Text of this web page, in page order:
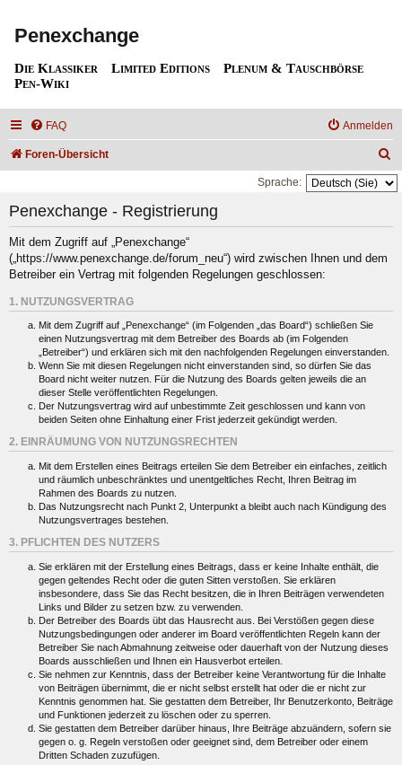
Penexchange
Die Klassiker Limited Editions
Plenum & Tauschbörse
Pen-Wiki
FAQ Anmelden
Foren-Übersicht
u
h
Sprache:
Penexchange - Registrierung
Mit dem Zugriff auf „Penexchange“
(„https://www.penexchange.de/forum_neu“) wird zwischen Ihnen und dem
Betreiber ein Vertrag mit folgenden Regelungen geschlossen:
1. NUTZUNGSVERTRAG
Mit dem Zugriff auf „Penexchange“ (im Folgenden „das Board“) schließen Sie
einen Nutzungsvertrag mit dem Betreiber des Boards ab (im Folgenden
„Betreiber“) und erklären sich mit den nachfolgenden Regelungen einverstanden.
Wenn Sie mit diesen Regelungen nicht einverstanden sind, so dürfen Sie das
Board nicht weiter nutzen. Für die Nutzung des Boards gelten jeweils die an
dieser Stelle veröffentlichten Regelungen.
Der Nutzungsvertrag wird auf unbestimmte Zeit geschlossen und kann von
beiden Seiten ohne Einhaltung einer Frist jederzeit gekündigt werden.
2. EINRÄUMUNG VON NUTZUNGSRECHTEN
Mit dem Erstellen eines Beitrags erteilen Sie dem Betreiber ein einfaches, zeitlich
und räumlich unbeschränktes und unentgeltliches Recht, Ihren Beitrag im
Rahmen des Boards zu nutzen.
Das Nutzungsrecht nach Punkt 2, Unterpunkt a bleibt auch nach Kündigung des
Nutzungsvertrages bestehen.
3. PFLICHTEN DES NUTZERS
Sie erklären mit der Erstellung eines Beitrags, dass er keine Inhalte enthält, die
gegen geltendes Recht oder die guten Sitten verstoßen. Sie erklären
insbesondere, dass Sie das Recht besitzen, die in Ihren Beiträgen verwendeten
Links und Bilder zu setzen bzw. zu verwenden.
Der Betreiber des Boards übt das Hausrecht aus. Bei Verstößen gegen diese
Nutzungsbedingungen oder anderer im Board veröffentlichten Regeln kann der
Betreiber Sie nach Abmahnung zeitweise oder dauerhaft von der Nutzung dieses
Boards ausschließen und Ihnen ein Hausverbot erteilen.
Sie nehmen zur Kenntnis, dass der Betreiber keine Verantwortung für die Inhalte
von Beiträgen übernimmt, die er nicht selbst erstellt hat oder die er nicht zur
Kenntnis genommen hat. Sie gestatten dem Betreiber, Ihr Benutzerkonto, Beiträge
und Funktionen jederzeit zu löschen oder zu sperren.
Sie gestatten dem Betreiber darüber hinaus, Ihre Beiträge abzuändern, sofern sie
gegen o. g. Regeln verstoßen oder geeignet sind, dem Betreiber oder einem
Dritten Schaden zuzufügen.